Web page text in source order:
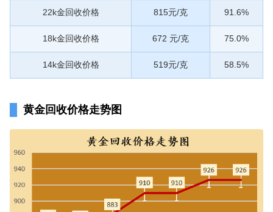
22k金回收价格 815元/克 91.6%
18k金回收价格 672 元/克 75.0%
14k金回收价格 519元/克 58.5%
黄金回收价格走势图